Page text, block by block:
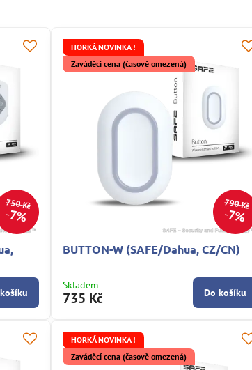
750 Kč
7%
790 Kč
7%
HORKÁ NOVINKA !
Zaváděcí cena (časově omezená)
BUTTON-W (SAFE/Dahua, CZ/CN)
Skladem
735 Kč Do košíku
HORKÁ NOVINKA !
Zaváděcí cena (časově omezená)